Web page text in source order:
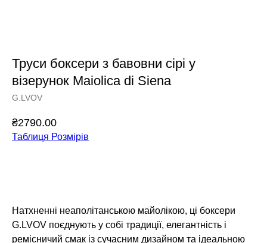
Труси боксери з бавовни сірі у
візерунок Maiolica di Siena
G.LVOV
₴2790.00
Таблиця Розмірів
Натхненні неаполітанською майолікою, ці боксери
G.LVOV поєднують у собі традиції, елегантність і
ремісничий смак із сучасним дизайном та ідеальною